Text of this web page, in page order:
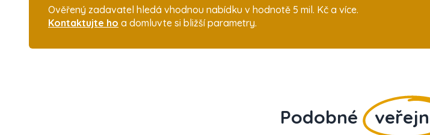
Ověřený zadavatel hledá vhodnou nabídku v hodnotě 5 mil. Kč a více.
Kontaktujte ho a domluvte si bližší parametry.
Podobné